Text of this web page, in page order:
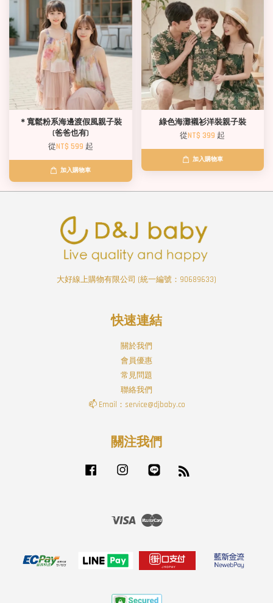
＊寬鬆粉系海邊渡假風親子裝
(爸爸也有)
從NT$ 599 起
加入購物車
綠色海灘襯衫洋裝親子裝
從NT$ 399 起
加入購物車
大好線上購物有限公司 (統一編號：90689633)
快速連結
關於我們
會員優惠
常見問題
聯絡我們
📫 Email：service@djbaby.co
關注我們
Facebook Instagram
Visa Master